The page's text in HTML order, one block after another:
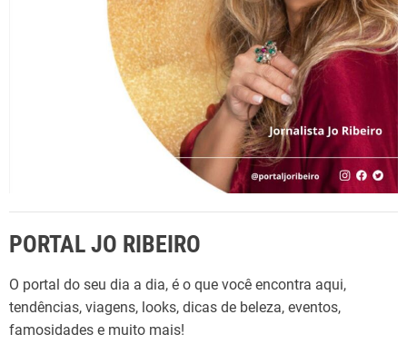
PORTAL JO RIBEIRO
O portal do seu dia a dia, é o que você encontra aqui,
tendências, viagens, looks, dicas de beleza, eventos,
famosidades e muito mais!